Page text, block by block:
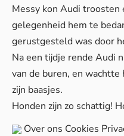
Messy kon Audi troosten
gelegenheid hem te
gerustgesteld was door
Na een tijdje rende Audi
van de buren, en
zijn baasjes.
Honden zijn zo schattig!
Over ons Cookies